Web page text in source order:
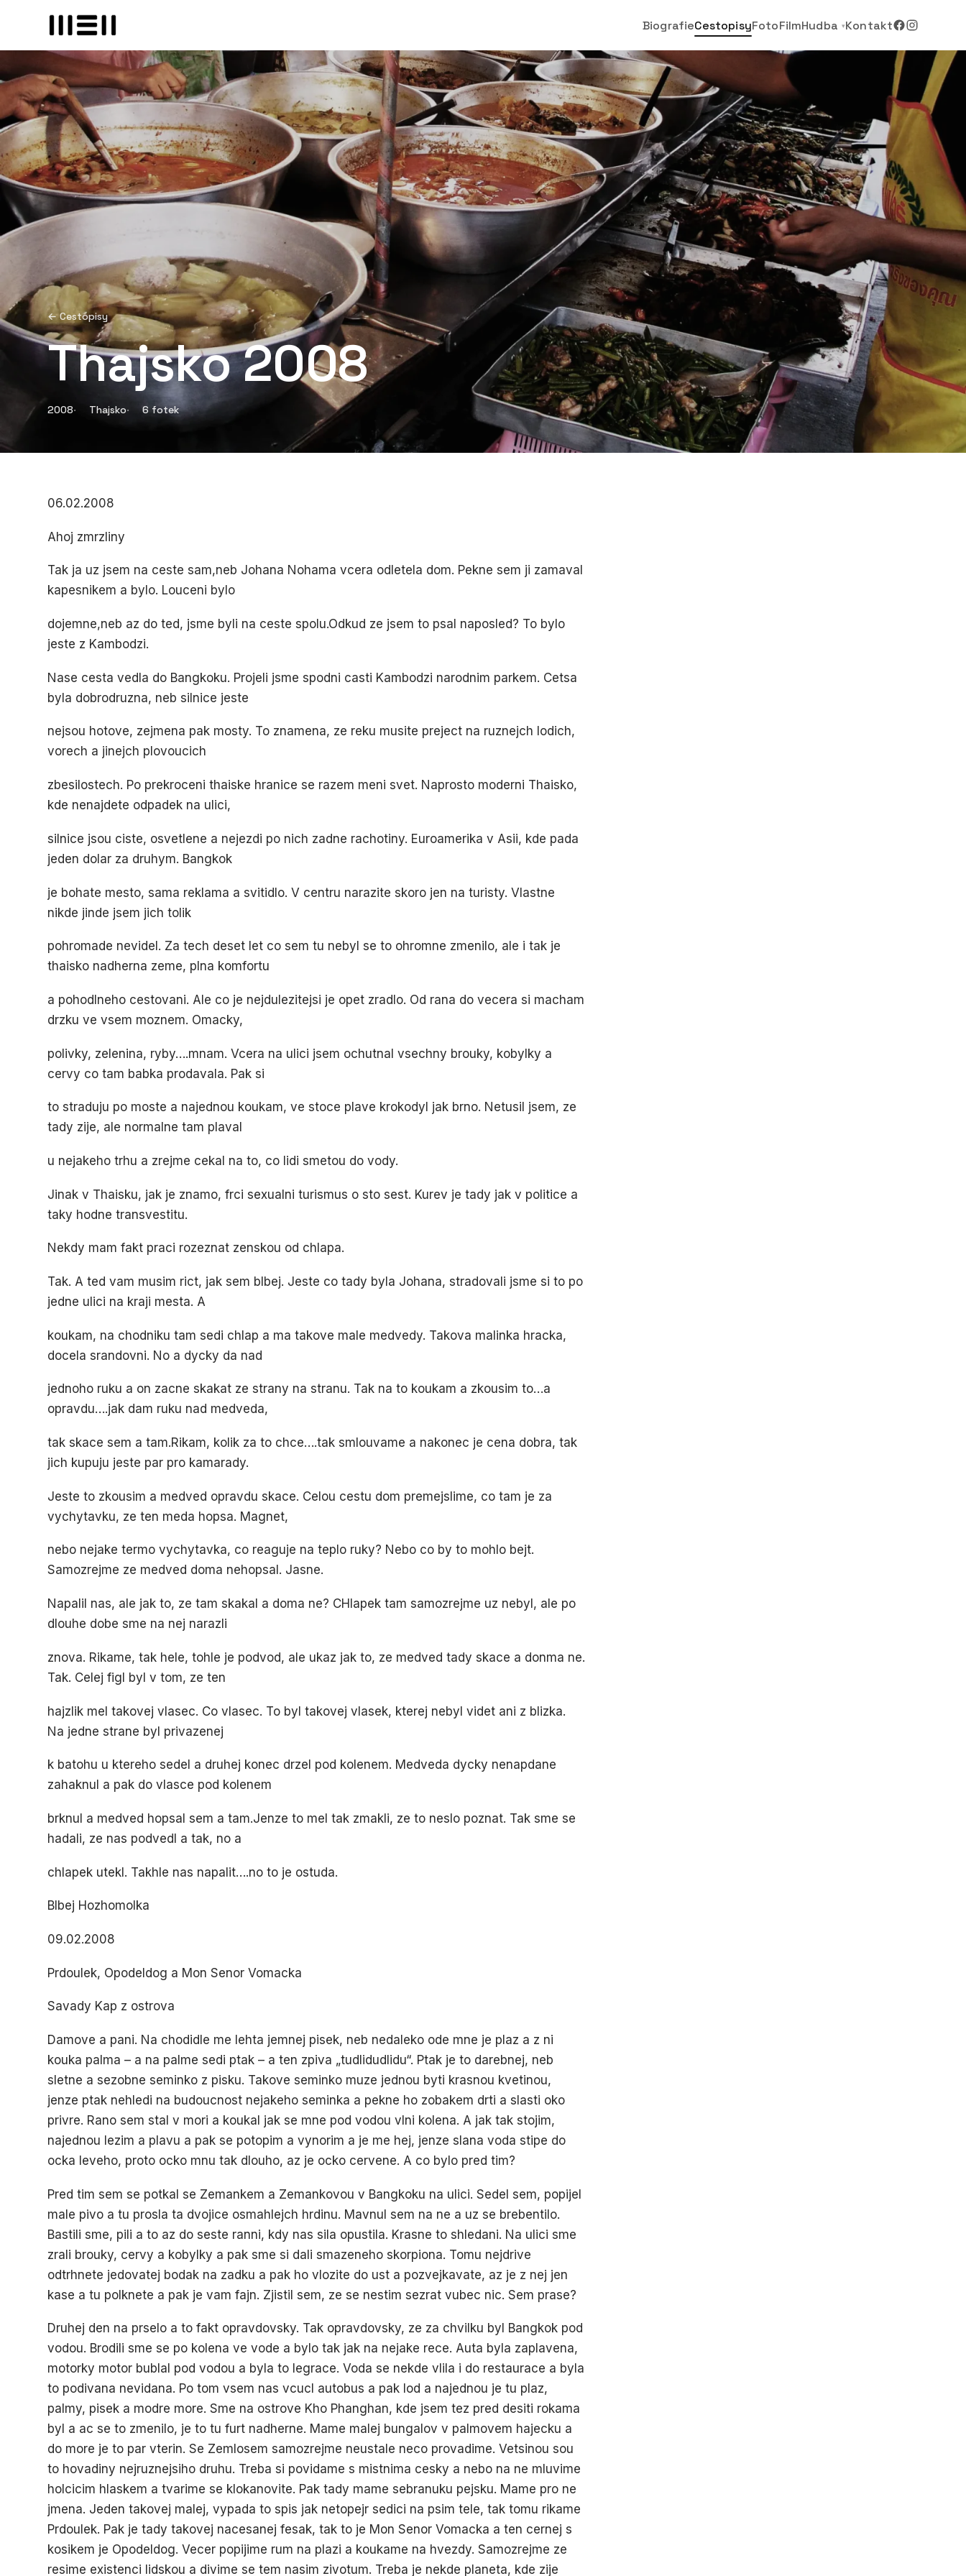
BiografieCestopisyFotoFilmHudba ▾Kontakt
← Cestopisy
Thajsko 2008
2008 Thajsko 6 fotek
06.02.2008
Ahoj zmrzliny
Tak ja uz jsem na ceste sam,neb Johana Nohama vcera odletela dom. Pekne sem ji zamaval
kapesnikem a bylo. Louceni bylo
dojemne,neb az do ted, jsme byli na ceste spolu.Odkud ze jsem to psal naposled? To bylo
jeste z Kambodzi.
Nase cesta vedla do Bangkoku. Projeli jsme spodni casti Kambodzi narodnim parkem. Cetsa
byla dobrodruzna, neb silnice jeste
nejsou hotove, zejmena pak mosty. To znamena, ze reku musite preject na ruznejch lodich,
vorech a jinejch plovoucich
zbesilostech. Po prekroceni thaiske hranice se razem meni svet. Naprosto moderni Thaisko,
kde nenajdete odpadek na ulici,
silnice jsou ciste, osvetlene a nejezdi po nich zadne rachotiny. Euroamerika v Asii, kde pada
jeden dolar za druhym. Bangkok
je bohate mesto, sama reklama a svitidlo. V centru narazite skoro jen na turisty. Vlastne
nikde jinde jsem jich tolik
pohromade nevidel. Za tech deset let co sem tu nebyl se to ohromne zmenilo, ale i tak je
thaisko nadherna zeme, plna komfortu
a pohodlneho cestovani. Ale co je nejdulezitejsi je opet zradlo. Od rana do vecera si macham
drzku ve vsem moznem. Omacky,
polivky, zelenina, ryby….mnam. Vcera na ulici jsem ochutnal vsechny brouky, kobylky a
cervy co tam babka prodavala. Pak si
to straduju po moste a najednou koukam, ve stoce plave krokodyl jak brno. Netusil jsem, ze
tady zije, ale normalne tam plaval
u nejakeho trhu a zrejme cekal na to, co lidi smetou do vody.
Jinak v Thaisku, jak je znamo, frci sexualni turismus o sto sest. Kurev je tady jak v politice a
taky hodne transvestitu.
Nekdy mam fakt praci rozeznat zenskou od chlapa.
Tak. A ted vam musim rict, jak sem blbej. Jeste co tady byla Johana, stradovali jsme si to po
jedne ulici na kraji mesta. A
koukam, na chodniku tam sedi chlap a ma takove male medvedy. Takova malinka hracka,
docela srandovni. No a dycky da nad
jednoho ruku a on zacne skakat ze strany na stranu. Tak na to koukam a zkousim to…a
opravdu….jak dam ruku nad medveda,
tak skace sem a tam.Rikam, kolik za to chce….tak smlouvame a nakonec je cena dobra, tak
jich kupuju jeste par pro kamarady.
Jeste to zkousim a medved opravdu skace. Celou cestu dom premejslime, co tam je za
vychytavku, ze ten meda hopsa. Magnet,
nebo nejake termo vychytavka, co reaguje na teplo ruky? Nebo co by to mohlo bejt.
Samozrejme ze medved doma nehopsal. Jasne.
Napalil nas, ale jak to, ze tam skakal a doma ne? CHlapek tam samozrejme uz nebyl, ale po
dlouhe dobe sme na nej narazli
znova. Rikame, tak hele, tohle je podvod, ale ukaz jak to, ze medved tady skace a donma ne.
Tak. Celej figl byl v tom, ze ten
hajzlik mel takovej vlasec. Co vlasec. To byl takovej vlasek, kterej nebyl videt ani z blizka.
Na jedne strane byl privazenej
k batohu u ktereho sedel a druhej konec drzel pod kolenem. Medveda dycky nenapdane
zahaknul a pak do vlasce pod kolenem
brknul a medved hopsal sem a tam.Jenze to mel tak zmakli, ze to neslo poznat. Tak sme se
hadali, ze nas podvedl a tak, no a
chlapek utekl. Takhle nas napalit….no to je ostuda.
Blbej Hozhomolka
09.02.2008
Prdoulek, Opodeldog a Mon Senor Vomacka
Savady Kap z ostrova
Damove a pani. Na chodidle me lehta jemnej pisek, neb nedaleko ode mne je plaz a z ni
kouka palma – a na palme sedi ptak – a ten zpiva „tudlidudlidu“. Ptak je to darebnej, neb
sletne a sezobne seminko z pisku. Takove seminko muze jednou byti krasnou kvetinou,
jenze ptak nehledi na budoucnost nejakeho seminka a pekne ho zobakem drti a slasti oko
privre. Rano sem stal v mori a koukal jak se mne pod vodou vlni kolena. A jak tak stojim,
najednou lezim a plavu a pak se potopim a vynorim a je me hej, jenze slana voda stipe do
ocka leveho, proto ocko mnu tak dlouho, az je ocko cervene. A co bylo pred tim?
Pred tim sem se potkal se Zemankem a Zemankovou v Bangkoku na ulici. Sedel sem, popijel
male pivo a tu prosla ta dvojice osmahlejch hrdinu. Mavnul sem na ne a uz se brebentilo.
Bastili sme, pili a to az do seste ranni, kdy nas sila opustila. Krasne to shledani. Na ulici sme
zrali brouky, cervy a kobylky a pak sme si dali smazeneho skorpiona. Tomu nejdrive
odtrhnete jedovatej bodak na zadku a pak ho vlozite do ust a pozvejkavate, az je z nej jen
kase a tu polknete a pak je vam fajn. Zjistil sem, ze se nestim sezrat vubec nic. Sem prase?
Druhej den na prselo a to fakt opravdovsky. Tak opravdovsky, ze za chvilku byl Bangkok pod
vodou. Brodili sme se po kolena ve vode a bylo tak jak na nejake rece. Auta byla zaplavena,
motorky motor bublal pod vodou a byla to legrace. Voda se nekde vlila i do restaurace a byla
to podivana nevidana. Po tom vsem nas vcucl autobus a pak lod a najednou je tu plaz,
palmy, pisek a modre more. Sme na ostrove Kho Phanghan, kde jsem tez pred desiti rokama
byl a ac se to zmenilo, je to tu furt nadherne. Mame malej bungalov v palmovem hajecku a
do more je to par vterin. Se Zemlosem samozrejme neustale neco provadime. Vetsinou sou
to hovadiny nejruznejsiho druhu. Treba si povidame s mistnima cesky a nebo na ne mluvime
holcicim hlaskem a tvarime se klokanovite. Pak tady mame sebranuku pejsku. Mame pro ne
jmena. Jeden takovej malej, vypada to spis jak netopejr sedici na psim tele, tak tomu rikame
Prdoulek. Pak je tady takovej nacesanej fesak, tak to je Mon Senor Vomacka a ten cernej s
kosikem je Opodeldog. Vecer popijime rum na plazi a koukame na hvezdy. Samozrejme ze
resime existenci lidskou a divime se tem nasim zivotum. Treba je nekde planeta, kde zije